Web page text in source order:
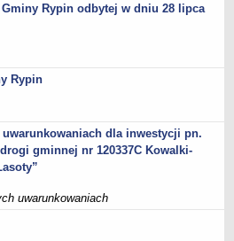
Monitory Polskie
zagospodarowania
numery, granice oraz siedziby
opis granic okręgów wyborczych
Gminy Rypin odbytej w dniu 28 lipca
Rypin
dla inwestycji pn.
gminnej nr 120337C Kowalki-
uwarunkowaniach